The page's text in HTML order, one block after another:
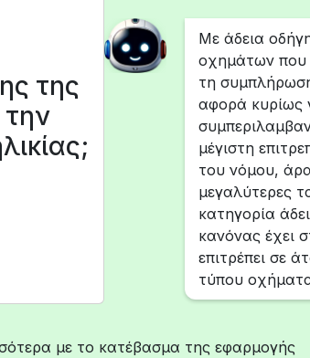
της
την
Με άδεια
οχημάτων που
τη
αφορά κυρίως
μέγιστη
του νόμου,
μεγαλύτερες
κατηγορία
κανόνας έχει
επιτρέπει σε
τύπου
με το κατέβασμα της εφαρμογής